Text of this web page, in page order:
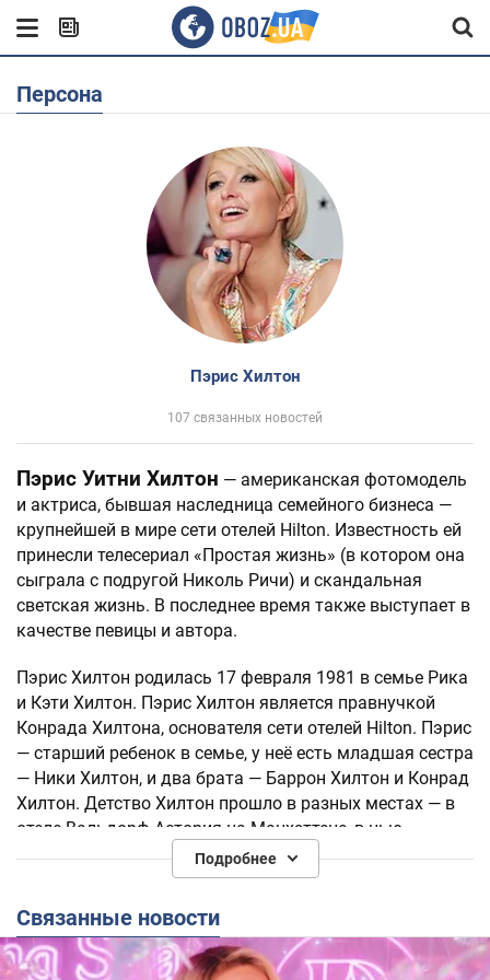
Персона
Пэрис Хилтон
107 связанных новостей
Пэрис Уитни Хилтон — американская фотомодель
и актриса, бывшая наследница семейного бизнеса —
крупнейшей в мире сети отелей Hilton. Известность ей
принесли телесериал «Простая жизнь» (в котором она
сыграла с подругой Николь Ричи) и скандальная
светская жизнь. В последнее время также выступает в
качестве певицы и автора.
Пэрис Хилтон родилась 17 февраля 1981 в семье Рика
и Кэти Хилтон. Пэрис Хилтон является правнучкой
Конрада Хилтона, основателя сети отелей Hilton. Пэрис
— старший ребенок в семье, у неё есть младшая сестра
— Ники Хилтон, и два брата — Баррон Хилтон и Конрад
Хилтон. Детство Хилтон прошло в разных местах — в
отеле Вальдорф-Астория на Манхэттене, в нью-
йоркском доме семьи, в Беверли-Хиллз, в Хэмптоне.
Хилтон закончила Dwight School в Нью-Йорке,
Хилтон все-таки получила аттестат о среднем
образовании.
Подробнее
Связанные новости